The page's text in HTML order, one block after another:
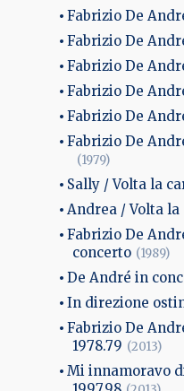
Fabrizio De
Fabrizio De
Fabrizio De
Fabrizio De
Fabrizio De
Fabrizio De
(1979)
Sally / Volta la
Andrea / Volta la
Fabrizio De
concerto (1989)
De André in
In direzione
Fabrizio De
1978.79 (2013)
Mi innamoravo